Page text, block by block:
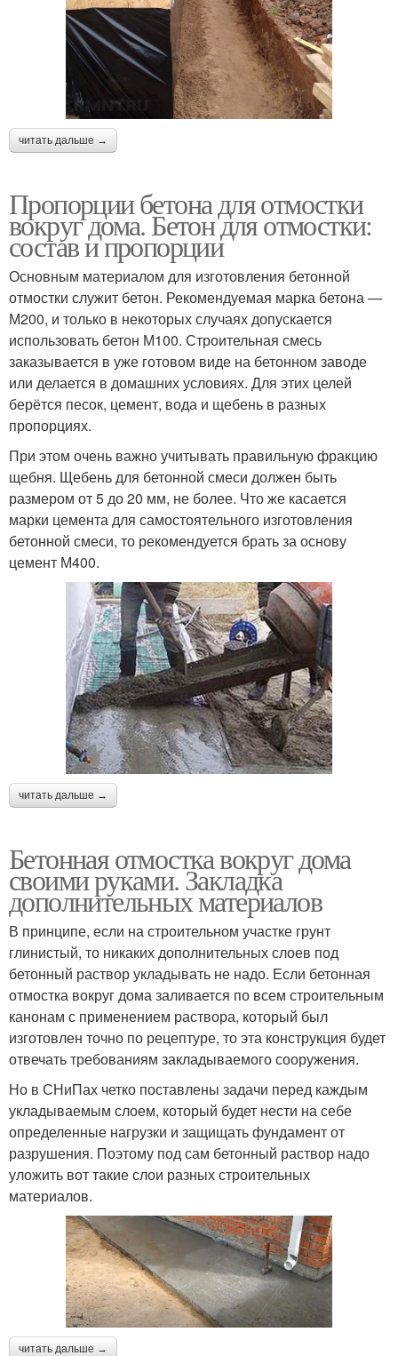
читать дальше →
Пропорции бетона для отмостки
вокруг дома. Бетон для отмостки:
состав и пропорции
Основным материалом для изготовления бетонной
отмостки служит бетон. Рекомендуемая марка бетона —
М200, и только в некоторых случаях допускается
использовать бетон М100. Строительная смесь
заказывается в уже готовом виде на бетонном заводе
или делается в домашних условиях. Для этих целей
берётся песок, цемент, вода и щебень в разных
пропорциях.
При этом очень важно учитывать правильную фракцию
щебня. Щебень для бетонной смеси должен быть
размером от 5 до 20 мм, не более. Что же касается
марки цемента для самостоятельного изготовления
бетонной смеси, то рекомендуется брать за основу
цемент М400.
читать дальше →
Бетонная отмостка вокруг дома
своими руками. Закладка
дополнительных материалов
В принципе, если на строительном участке грунт
глинистый, то никаких дополнительных слоев под
бетонный раствор укладывать не надо. Если бетонная
отмостка вокруг дома заливается по всем строительным
канонам с применением раствора, который был
изготовлен точно по рецептуре, то эта конструкция будет
отвечать требованиям закладываемого сооружения.
Но в СНиПах четко поставлены задачи перед каждым
укладываемым слоем, который будет нести на себе
определенные нагрузки и защищать фундамент от
разрушения. Поэтому под сам бетонный раствор надо
уложить вот такие слои разных строительных
материалов.
читать дальше →